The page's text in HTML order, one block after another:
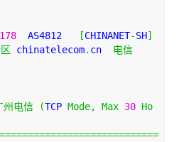
  AS4812
[CHINANET-SH]
chinatelecom. cn 电信
州电信 (TCP Mode, Max 30 Ho